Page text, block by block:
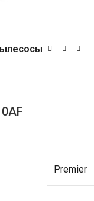
Premier